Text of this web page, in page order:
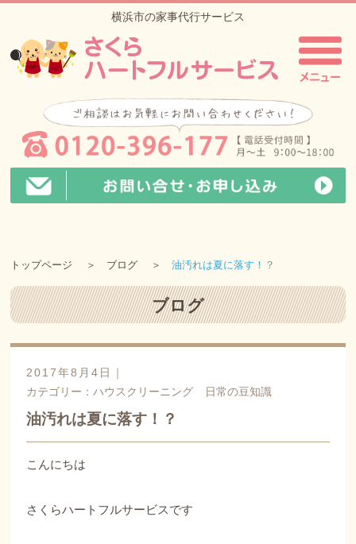
横浜市の家事代行サービス
トップページ ブログ 油汚れは夏に落す！？
ブログ
2017年8月4日｜
カテゴリー：ハウスクリーニング 日常の豆知識
油汚れは夏に落す！？
こんにちは
さくらハートフルサービスです